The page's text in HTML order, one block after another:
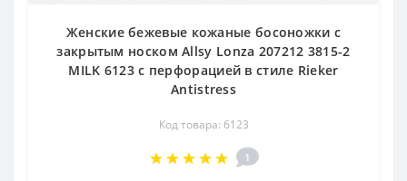
Женские бежевые кожаные босоножки с
закрытым носком Allsy Lonza 207212 3815-2
MILK 6123 с перфорацией в стиле Rieker
Antistress
Код товара: 6123
1